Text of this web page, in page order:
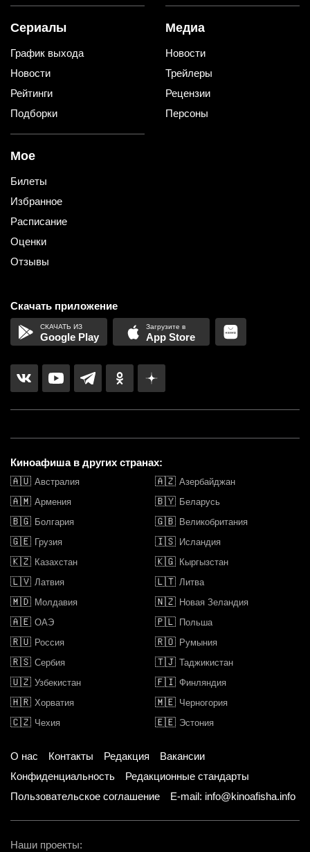
Сериалы
График выхода
Новости
Рейтинги
Подборки
Медиа
Новости
Трейлеры
Рецензии
Персоны
Мое
Билеты
Избранное
Расписание
Оценки
Отзывы
Скачать приложение
Google Play App Store
Киноафиша в других странах:
🇦🇺 Австралия 🇦🇿 Азербайджан
🇦🇲 Армения 🇧🇾 Беларусь
🇧🇬 Болгария 🇬🇧 Великобритания
🇬🇪 Грузия 🇮🇸 Исландия
🇰🇿 Казахстан 🇰🇬 Кыргызстан
🇱🇻 Латвия 🇱🇹 Литва
🇲🇩 Молдавия 🇳🇿 Новая Зеландия
🇦🇪 ОАЭ 🇵🇱 Польша
🇷🇺 Россия 🇷🇴 Румыния
🇷🇸 Сербия 🇹🇯 Таджикистан
🇺🇿 Узбекистан 🇫🇮 Финляндия
🇭🇷 Хорватия 🇲🇪 Черногория
🇨🇿 Чехия 🇪🇪 Эстония
О нас Контакты Редакция
Вакансии
Конфиденциальность
Редакционные стандарты
Пользовательское соглашение
E-mail: info@kinoafisha.info
Наши проекты: